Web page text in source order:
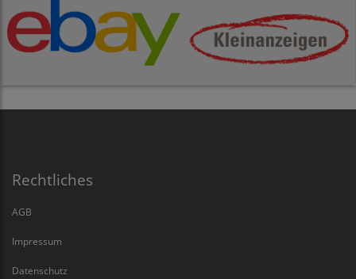
Rechtliches
AGB
Impressum
Datenschutz